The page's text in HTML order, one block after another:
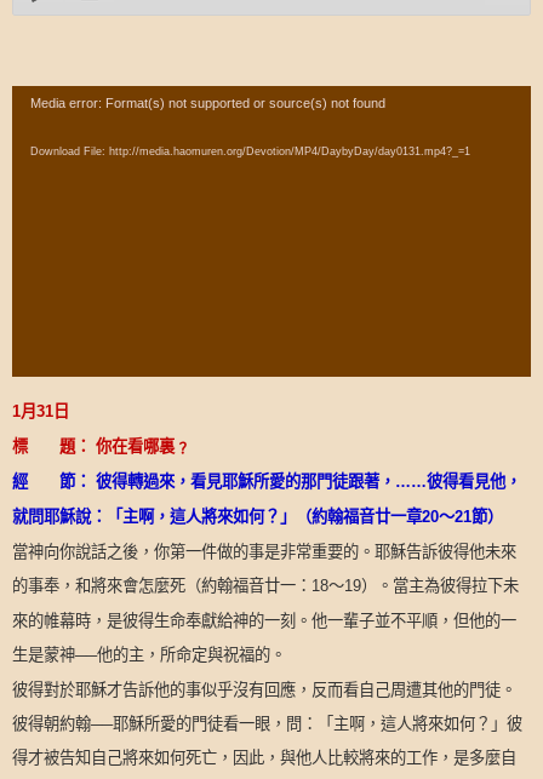
Video
Media error: Format(s) not supported or source(s) not found
Download File: http://media.haomuren.org/Devotion/MP4/DaybyDay/day0131.mp4?_=1
1月 31 日
標 題： 你在看哪裏﹖
經 節： 彼得轉過來，看見耶穌所愛的那門徒跟著， ……彼得看見他，
就問耶穌說：「主啊，這人將來如何？」（約翰福音廿一章20～21節）
當神向你說話之後，你第一件做的事是非常重要的。耶穌告訴彼得他未來
的事奉，和將來會怎麼死（約翰福音廿一： 18～19）。當主為彼得拉下未
來的帷幕時，是彼得生命奉獻給神的一刻。他一輩子並不平順，但他的一
生是蒙神──他的主，所命定與祝福的。
彼得對於耶穌才告訴他的事似乎沒有回應，反而看自己周遭其他的門徒。
彼得朝約翰──耶穌所愛的門徒看一眼，問：「主啊，這人將來如何？」彼
得才被告知自己將來如何死亡，因此，與他人比較將來的工作，是多麼自